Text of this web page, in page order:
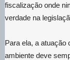
fiscalização onde
verdade na
Para ela, a atuação
ambiente deve